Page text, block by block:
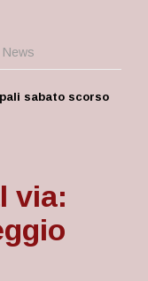
News
sabato scorso
via: